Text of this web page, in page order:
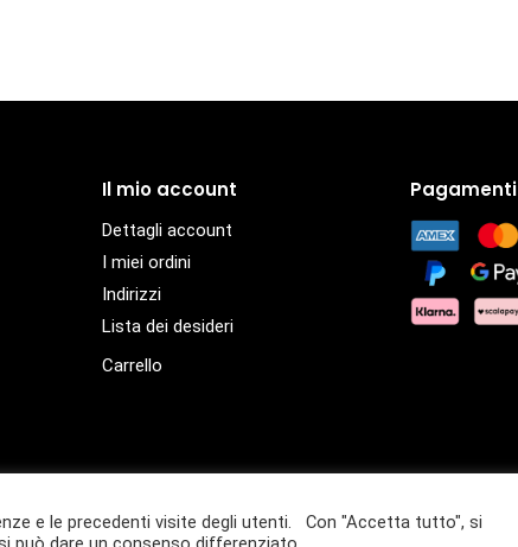
Il mio account
Dettagli account
I miei ordini
Indirizzi
Lista dei desideri
Carrello
Pagamenti
e le precedenti visite degli utenti. Con "Accetta tutto", si